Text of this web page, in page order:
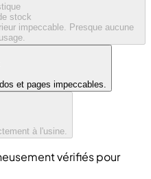
stock
impeccable. Presque aucune
et pages impeccables.
à l'usine.
vérifiés pour